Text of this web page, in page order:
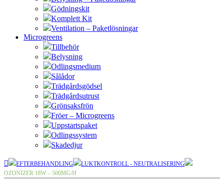
Gödningskit
Komplett Kit
Ventilation – Paketlösningar
Microgreens
Tillbehör
Belysning
Odlingsmedium
Sålådor
Trädgårdsgödsel
Trädgårdsutrust
Grönsaksfrön
Fröer – Microgreens
Uppstartspaket
Odlingssystem
Skadedjur
EFTERBEHANDLING
LUKTKONTROLL - NEUTRALISERING
OZONIZER 18W – 500MG/H